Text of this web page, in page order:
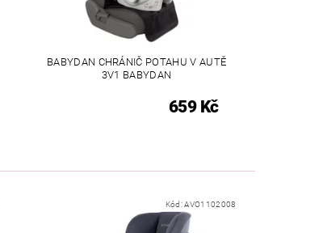
BABYDAN CHRÁNIČ POTAHU V AUTĚ
3V1 BABYDAN
659 Kč
Kód:AVO1102008